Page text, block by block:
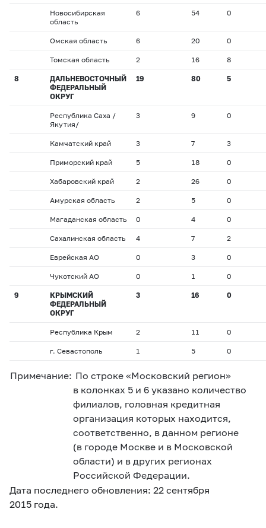
Новосибирская
область
6 54 0
Омская область 6 20 0
Томская область 2 16 8
8
ДАЛЬНЕВОСТОЧНЫЙ
ФЕДЕРАЛЬНЫЙ
ОКРУГ
19 80 5
Республика Саха /
Якутия/
3 9 0
Камчатский край 3 7 3
Приморский край 5 18 0
Хабаровский край 2 26 0
Амурская область 2 5 0
Магаданская область 0 4 0
Сахалинская область 4 7 2
Еврейская АО 0 3 0
Чукотский АО 0 1 0
9
КРЫМСКИЙ
ФЕДЕРАЛЬНЫЙ
ОКРУГ
3 16 0
Республика Крым 2 11 0
г. Севастополь 1 5 0
Примечание: По строке «Московский регион»
в колонках 5 и 6 указано количество
филиалов, головная кредитная
организация которых находится,
соответственно, в данном регионе
(в городе Москве и в Московской
области) и в других регионах
Российской Федерации.
Дата последнего обновления: 22 сентября
2015 года.